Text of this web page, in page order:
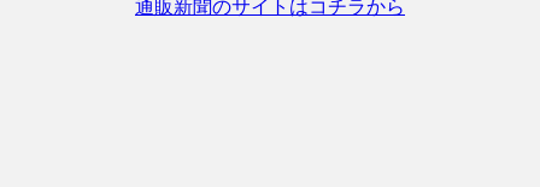
通販新聞のサイトはコチラから